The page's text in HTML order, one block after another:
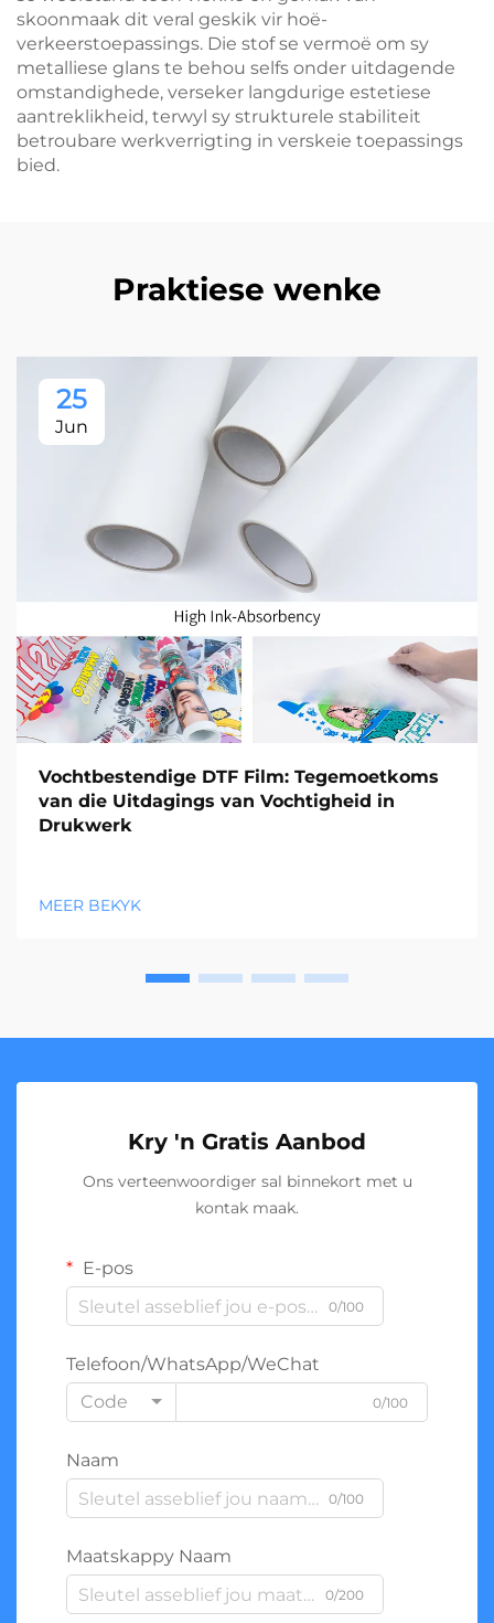
skoonmaak dit veral geskik vir hoë-
verkeerstoepassings. Die stof se vermoë om sy
metalliese glans te behou selfs onder uitdagende
omstandighede, verseker langdurige estetiese
aantreklikheid, terwyl sy strukturele stabiliteit
betroubare werkverrigting in verskeie toepassings
bied.
Praktiese wenke
25
Jun
Vochtbestendige DTF Film: Tegemoetkoms
van die Uitdagings van Vochtigheid in
Drukwerk
MEER BEKYK
Kry 'n Gratis Aanbod
Ons verteenwoordiger sal binnekort met u
kontak maak.
E-pos
0/100
Telefoon/WhatsApp/WeChat
Code
0/100
Naam
0/100
Maatskappy Naam
0/200